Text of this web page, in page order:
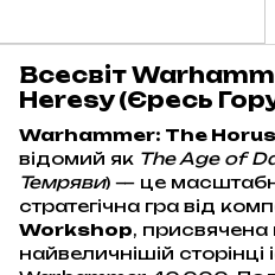
Всесвіт
Heresy (Єресь
Warhammer: The
відомий як The Age of
Темряви) — це
стратегічна гра від
Workshop, присвячена
найвеличнішій сторінці